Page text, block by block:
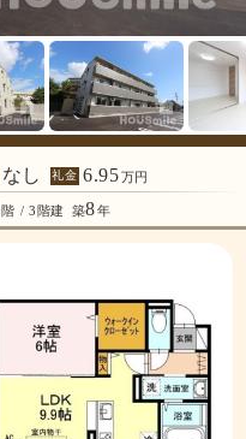
なし 礼金 6.95万円
階 / 3階建 築8年